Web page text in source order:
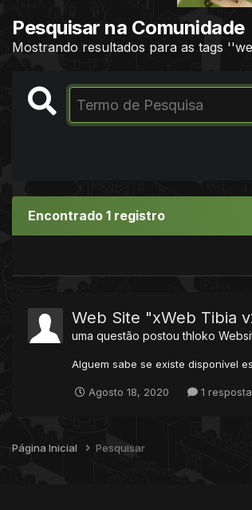
Pesquisar na Comunidade
Mostrando resultados para as tags
Encontrado 1 registro
Web Site "xWeb Tibia
uma questão postouthloko
Alguem sabe se existe disponível
Agosto 18, 2020 1 resposta
Página Inicial Pesquisar